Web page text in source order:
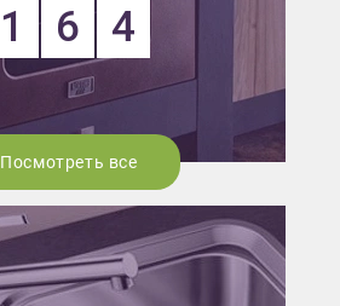
1 6 4
Посмотреть все